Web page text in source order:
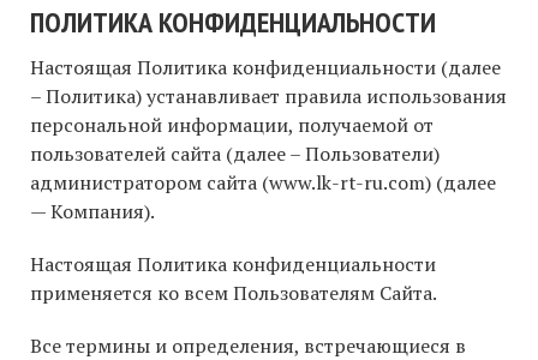
ПОЛИТИКА КОНФИДЕНЦИАЛЬНОСТИ
Настоящая Политика конфиденциальности (далее
– Политика) устанавливает правила использования
персональной информации, получаемой от
пользователей сайта (далее – Пользователи)
администратором сайта (www.lk-rt-ru.com) (далее
— Компания).
Настоящая Политика конфиденциальности
применяется ко всем Пользователям Сайта.
Все термины и определения, встречающиеся в